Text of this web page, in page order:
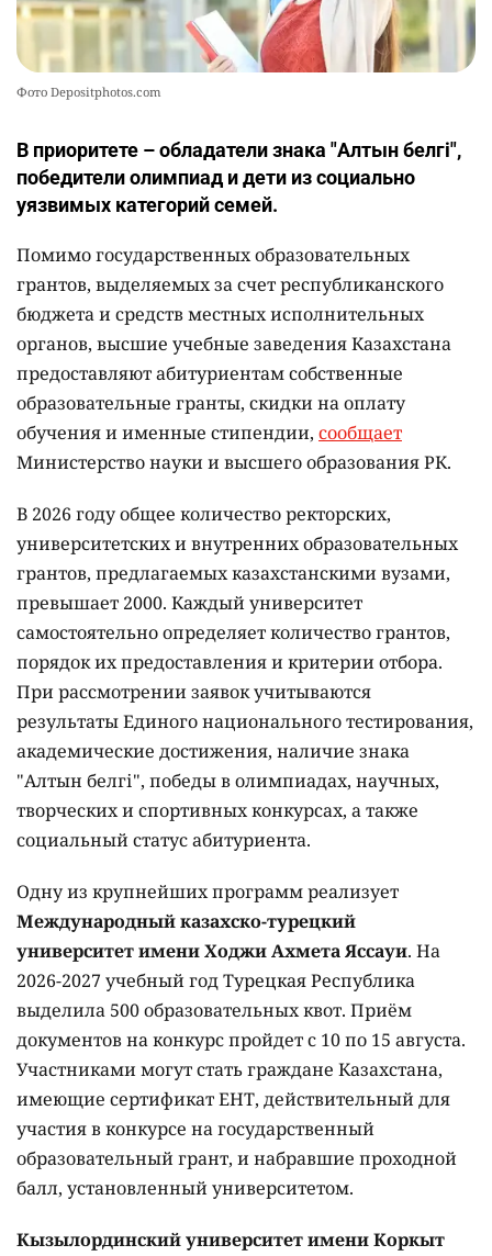
Фото Depositphotos.com
В приоритете – обладатели знака "Алтын белгі",
победители олимпиад и дети из социально
уязвимых категорий семей.
Помимо государственных образовательных
грантов, выделяемых за счет республиканского
бюджета и средств местных исполнительных
органов, высшие учебные заведения Казахстана
предоставляют абитуриентам собственные
образовательные гранты, скидки на оплату
обучения и именные стипендии, сообщает
Министерство науки и высшего образования РК.
В 2026 году общее количество ректорских,
университетских и внутренних образовательных
грантов, предлагаемых казахстанскими вузами,
превышает 2000. Каждый университет
самостоятельно определяет количество грантов,
порядок их предоставления и критерии отбора.
При рассмотрении заявок учитываются
результаты Единого национального тестирования,
академические достижения, наличие знака
"Алтын белгі", победы в олимпиадах, научных,
творческих и спортивных конкурсах, а также
социальный статус абитуриента.
Одну из крупнейших программ реализует
Международный казахско-турецкий
университет имени Ходжи Ахмета Яссауи. На
2026-2027 учебный год Турецкая Республика
выделила 500 образовательных квот. Приём
документов на конкурс пройдет с 10 по 15 августа.
Участниками могут стать граждане Казахстана,
имеющие сертификат ЕНТ, действительный для
участия в конкурсе на государственный
образовательный грант, и набравшие проходной
балл, установленный университетом.
Кызылординский университет имени Коркыт